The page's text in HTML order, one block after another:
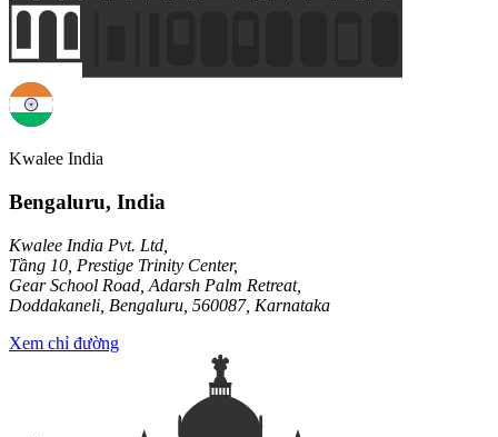
Kwalee India
Bengaluru, India
Kwalee India Pvt. Ltd,
Tầng 10, Prestige Trinity Center,
Gear School Road, Adarsh Palm Retreat,
Doddakaneli, Bengaluru, 560087, Karnataka
Xem chỉ đường